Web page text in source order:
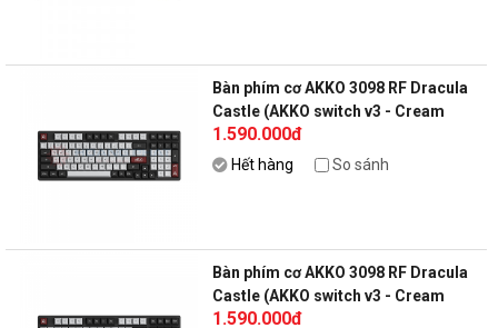
Bàn phím cơ AKKO 3098 RF Dracula
Castle (AKKO switch v3 - Cream
Blue Pro)
1.590.000đ
Hết hàng So sánh
Bàn phím cơ AKKO 3098 RF Dracula
Castle (AKKO switch v3 - Cream
Blue Pro)
1.590.000đ